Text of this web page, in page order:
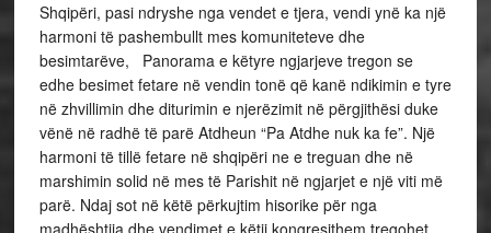
Shqipëri, pasi ndryshe nga vendet e tjera, vendi ynë ka një
harmoni të pashembullt mes komuniteteve dhe
besimtarëve, Panorama e këtyre ngjarjeve tregon se
edhe besimet fetare në vendin tonë që kanë ndikimin e tyre
në zhvillimin dhe diturimin e njerëzimit në përgjithësi duke
vënë në radhë të parë Atdheun “Pa Atdhe nuk ka fe”. Një
harmoni të tillë fetare në shqipëri ne e treguan dhe në
marshimin solid në mes të Parishit në ngjarjet e një viti më
parë. Ndaj sot në këtë përkujtim hisorike për nga
madhështija dhe vendimet e këtij kongresithem tregohet